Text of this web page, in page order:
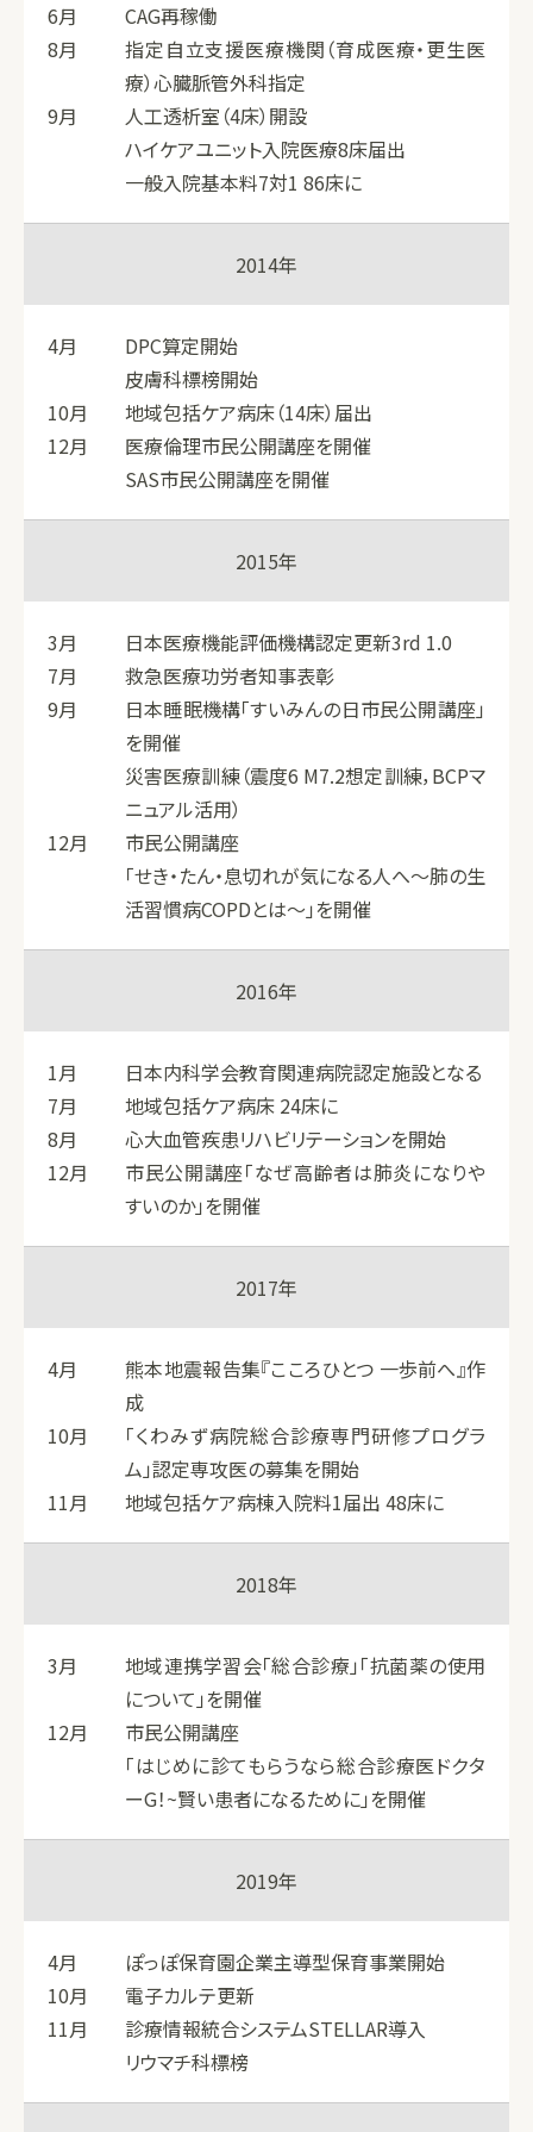
6月
CAG再稼働
8月
指定自立支援医療機関（育成医療・更生医
療）心臓脈管外科指定
9月
人工透析室（4床）開設
ハイケアユニット入院医療8床届出
一般入院基本料7対1 86床に
2014年
4月
DPC算定開始
皮膚科標榜開始
10月
地域包括ケア病床（14床）届出
12月
医療倫理市民公開講座を開催
SAS市民公開講座を開催
2015年
3月
日本医療機能評価機構認定更新3rd 1.0
7月
救急医療功労者知事表彰
9月
日本睡眠機構「すいみんの日市民公開講座」
を開催
災害医療訓練（震度6 M7.2想定訓練，BCPマ
ニュアル活用）
12月
市民公開講座
「せき・たん・息切れが気になる人へ～肺の生
活習慣病COPDとは～」を開催
2016年
1月
日本内科学会教育関連病院認定施設となる
7月
地域包括ケア病床 24床に
8月
心大血管疾患リハビリテーションを開始
12月
市民公開講座「なぜ高齢者は肺炎になりや
すいのか」を開催
2017年
4月
熊本地震報告集『こころひとつ 一歩前へ』作
成
10月
「くわみず病院総合診療専門研修プログラ
ム」認定専攻医の募集を開始
11月
地域包括ケア病棟入院料1届出 48床に
2018年
3月
地域連携学習会「総合診療」「抗菌薬の使用
について」を開催
12月
市民公開講座
「はじめに診てもらうなら総合診療医ドクタ
ーG！~賢い患者になるために」を開催
2019年
4月
ぽっぽ保育園企業主導型保育事業開始
10月
電子カルテ更新
11月
診療情報統合システムSTELLAR導入
リウマチ科標榜